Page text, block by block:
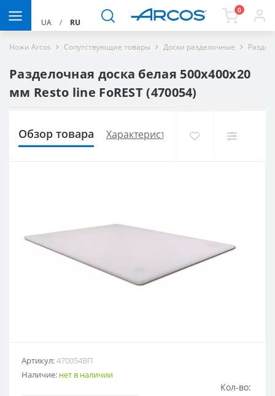
UA / RU
0
Ножи Arcos Сопутствующие товары Доски разделочные
Разделочная доска белая 500х400х20
мм Resto line FoREST (470054)
Обзор товара Характеристики Доставка и
Артикул:470054ВП
Наличие: нет в наличии
Кол-во: